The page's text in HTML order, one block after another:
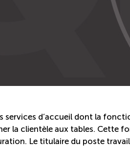
services d’accueil dont la
la clientèle aux tables. Cette
Le titulaire du poste